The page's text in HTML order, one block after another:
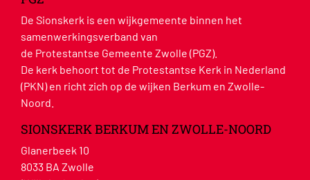
De Sionskerk is een wijkgemeente binnen het
samenwerkingsverband van
de Protestantse Gemeente Zwolle (PGZ).
De kerk behoort tot de Protestantse Kerk in Nederland
(PKN) en richt zich op de wijken Berkum en Zwolle-
Noord.
SIONSKERK BERKUM EN ZWOLLE-NOORD
Glanerbeek 10
8033 BA Zwolle